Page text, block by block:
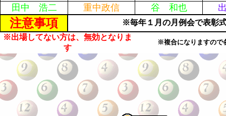
田中 浩二
重中政信 谷 和也
注意事項
※毎年１月の月例会で表彰
※出場してない方は、無効となりま
す
※複合になりますので